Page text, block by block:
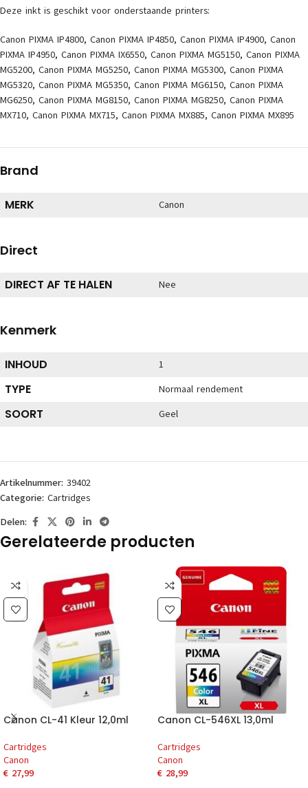
Deze inkt is geschikt voor onderstaande printers:
Canon PIXMA IP4800, Canon PIXMA IP4850, Canon PIXMA IP4900, Canon
PIXMA IP4950, Canon PIXMA IX6550, Canon PIXMA MG5150, Canon PIXMA
MG5200, Canon PIXMA MG5250, Canon PIXMA MG5300, Canon PIXMA
MG5320, Canon PIXMA MG5350, Canon PIXMA MG6150, Canon PIXMA
MG6250, Canon PIXMA MG8150, Canon PIXMA MG8250, Canon PIXMA
MX710, Canon PIXMA MX715, Canon PIXMA MX885, Canon PIXMA MX895
Brand
MERK Canon
Direct
DIRECT AF TE HALEN Nee
Kenmerk
INHOUD 1
TYPE Normaal rendement
SOORT Geel
Artikelnummer: 39402
Categorie: Cartridges
Delen:
Gerelateerde producten
Canon CL-41 Kleur 12,0ml
Cartridges
Canon
€ 27,99
Canon CL-546XL 13,0ml
Cartridges
Canon
€ 28,99